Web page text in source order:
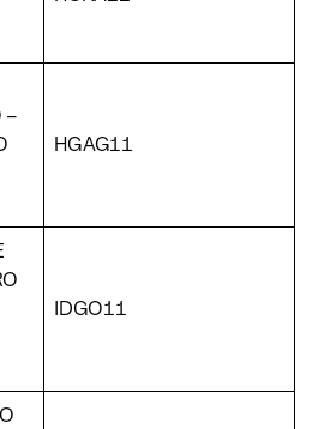
–
HGAG11
IDGO11